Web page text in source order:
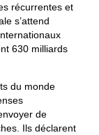
récurrentes et
s’attend
630 milliards
du monde
de
Ils déclarent